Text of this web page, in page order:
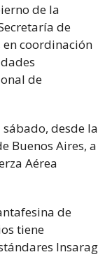
de la
de
en coordinación
de
desde la
Buenos Aires, a
Aérea
de
tiene
Insarag